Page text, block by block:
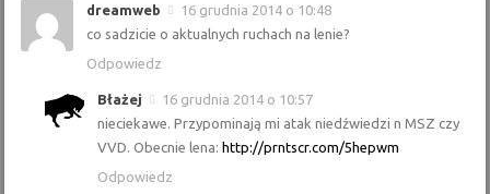
dreamweb
16 grudnia 2014 o 10:48
co sadzicie o aktualnych ruchach na lenie?
Odpowiedz
Błażej
16 grudnia 2014 o 10:57
nieciekawe. Przypominają mi atak niedźwiedzi n MSZ czy
VVD. Obecnie lena: http://prntscr.com/5hepwm
Odpowiedz